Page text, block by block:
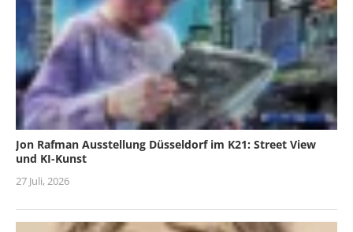
Jon Rafman Ausstellung Düsseldorf im K21: Street View
und KI-Kunst
27 Juli, 2026